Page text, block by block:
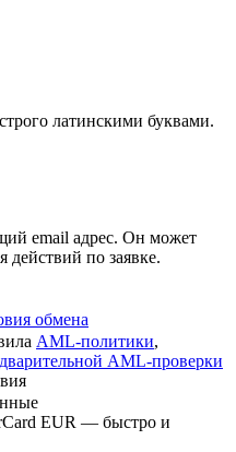
латинскими буквами.
email адрес. Он может
действий по заявке.
обмена
AML-политики,
AML-проверки
EUR — быстро и